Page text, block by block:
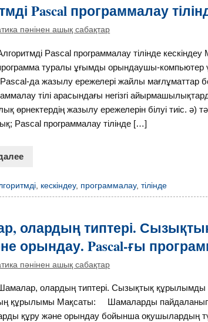
Pascal программалау
пәнінен ашық сабақтар
Pascal программалау тілінде
туралы ұғымды орындаушы-компьютер
Pascal-да жазылу ережелері жайлы мағлұматтар
тілі арасындағы негізгі
өрнектердің жазылу ережелерін білуі тиіс. ә)
Pascal программалау тілінде […]
кескіндеу, программалау,тілінде
олардың типтері.
орындау. Pascal-ғы
пәнінен ашық сабақтар
олардың типтері. Сызықтық құрылымды
құрылымы Мақсаты: Шамаларды
құру және орындау бойынша оқушылардың